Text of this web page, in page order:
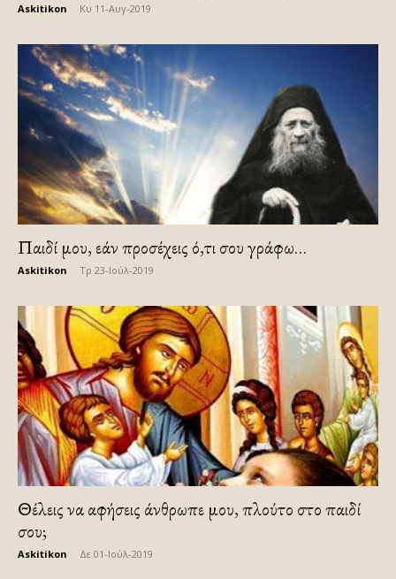
Askitikon Κυ 11-Αυγ-2019
Παιδί μου, εάν προσέχεις ό,τι σου γράφω…
Askitikon Τρ 23-Ιούλ-2019
Θέλεις να αφήσεις άνθρωπε μου, πλούτο στο παιδί
σου;
Askitikon Δε 01-Ιούλ-2019